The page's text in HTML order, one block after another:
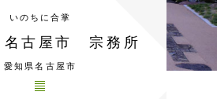
いのちに合掌
名古屋市 宗務所
愛知県名古屋市